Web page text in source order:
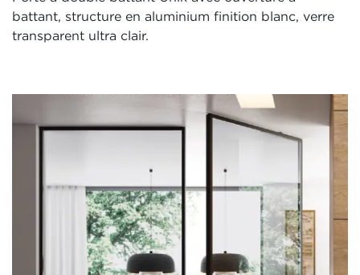
battant, structure en aluminium finition blanc, verre
transparent ultra clair.